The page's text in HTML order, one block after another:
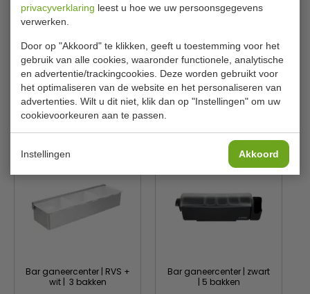
privacyverklaring leest u hoe we uw persoonsgegevens
verwerken.
Door op "Akkoord" te klikken, geeft u toestemming voor het
gebruik van alle cookies, waaronder functionele, analytische
en advertentie/trackingcookies. Deze worden gebruikt voor
het optimaliseren van de website en het personaliseren van
advertenties. Wilt u dit niet, klik dan op "Instellingen" om uw
cookievoorkeuren aan te passen.
Instellingen Akkoord
Model:
K 828
Gewicht
2.25 Kilo
Materiaal
Kunststof
Is dit iets voor jou?
Bar ganeercenter | RVS +
wit | 3 bakken
Bar ganeercenter | zwart
| 5 bakken